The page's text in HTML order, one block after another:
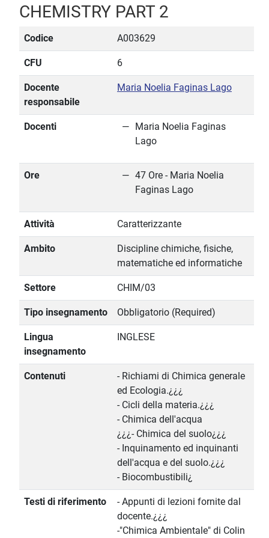
CHEMISTRY PART 2
Codice A003629
CFU 6
Docente
responsabile
Maria Noelia Faginas Lago
Docenti
Maria Noelia Faginas
Lago
Ore
47 Ore - Maria Noelia
Faginas Lago
Attività Caratterizzante
Ambito
Discipline chimiche, fisiche,
matematiche ed informatiche
Settore CHIM/03
Tipo insegnamento Obbligatorio (Required)
Lingua
insegnamento
INGLESE
Contenuti
- Richiami di Chimica generale
ed Ecologia.¿¿¿
- Cicli della materia.¿¿¿
- Chimica dell'acqua
¿¿¿- Chimica del suolo¿¿¿
- Inquinamento ed inquinanti
dell'acqua e del suolo.¿¿¿
- Biocombustibili¿
Testi di riferimento
- Appunti di lezioni fornite dal
docente.¿¿¿
-"Chimica Ambientale" di Colin